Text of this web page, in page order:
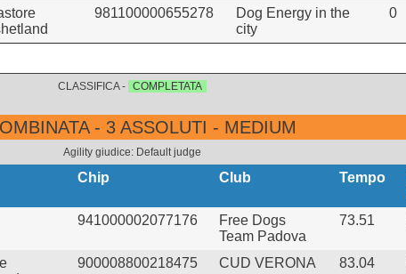
981100000655278
Dog Energy in the
city
0
CLASSIFICA - COMPLETATA
- 3 ASSOLUTI - MEDIUM
Agility giudice: Default judge
Chip Club Tempo
941000002077176
Free Dogs
Team Padova
73.51
900008800218475 CUD VERONA 83.04